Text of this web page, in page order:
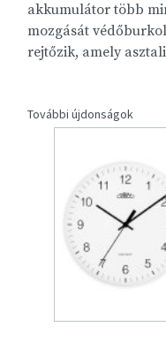
akkumulátor több
mozgását
rejtőzik, amely
További újdonságok